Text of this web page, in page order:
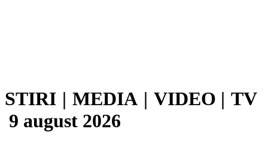
STIRI | MEDIA | VIDEO | TV
9 august 2026